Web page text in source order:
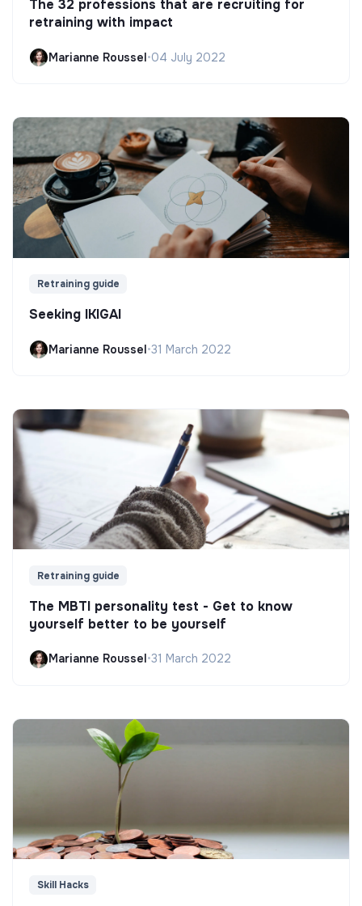
The 32 professions that are recruiting for
retraining with impact
Marianne Roussel•04 July 2022
Retraining guide
Seeking IKIGAI
Marianne Roussel•31 March 2022
Retraining guide
The MBTI personality test - Get to know
yourself better to be yourself
Marianne Roussel•31 March 2022
Skill Hacks